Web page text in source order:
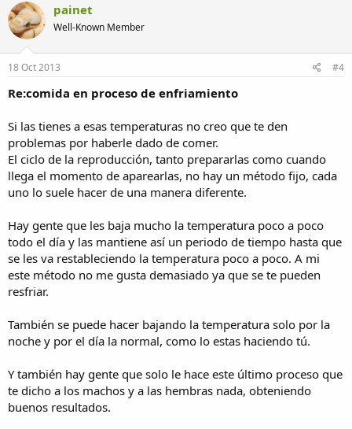
painet
Well-Known Member
18 Oct 2013 #4
Re:comida en proceso de enfriamiento
Si las tienes a esas temperaturas no creo que te den
problemas por haberle dado de comer.
El ciclo de la reproducción, tanto prepararlas como cuando
llega el momento de aparearlas, no hay un método fijo, cada
uno lo suele hacer de una manera diferente.
Hay gente que les baja mucho la temperatura poco a poco
todo el día y las mantiene así un periodo de tiempo hasta que
se les va restableciendo la temperatura poco a poco. A mi
este método no me gusta demasiado ya que se te pueden
resfriar.
También se puede hacer bajando la temperatura solo por la
noche y por el día la normal, como lo estas haciendo tú.
Y también hay gente que solo le hace este último proceso que
te dicho a los machos y a las hembras nada, obteniendo
buenos resultados.